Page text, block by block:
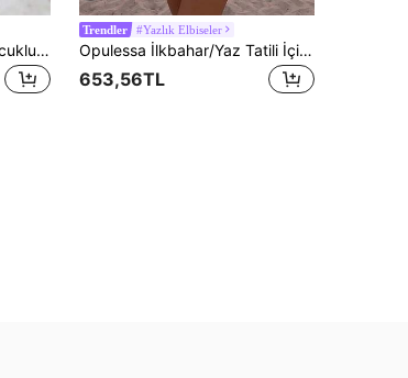
Sylviya Kadın Günlük Boncuklu Askılı Tatil Elbisesi
Trendler #Yazlık Elbiseler
Opulessa İlkbahar/Yaz Tatili İçin Örgü Çizgili Tek Omuzlu Mini Elbise Kadınlar İçin
653,56TL